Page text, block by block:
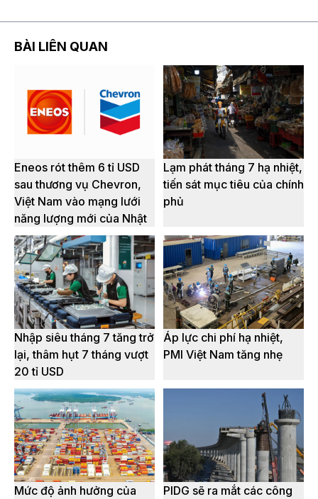
BÀI LIÊN QUAN
Eneos rót thêm 6 tỉ USD
sau thương vụ Chevron,
Việt Nam vào mạng lưới
năng lượng mới của Nhật
Lạm phát tháng 7 hạ nhiệt,
tiến sát mục tiêu của chính
phủ
Nhập siêu tháng 7 tăng trở
lại, thâm hụt 7 tháng vượt
20 tỉ USD
Áp lực chi phí hạ nhiệt,
PMI Việt Nam tăng nhẹ
Mức độ ảnh hưởng của
PIDG sẽ ra mắt các công